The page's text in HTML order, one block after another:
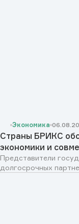
Экономика
Страны БРИКС
экономики и
Представители
долгосрочных